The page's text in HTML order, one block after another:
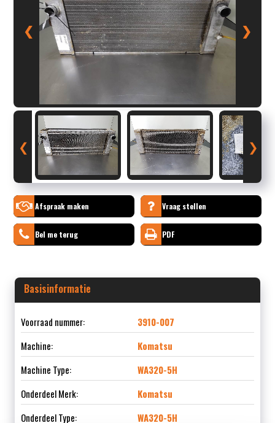
❮ ❯
❮ ❯
Afspraak maken Vraag stellen
Bel me terug PDF
Basisinformatie
Voorraad nummer:
3910-007
Machine:
Komatsu
Machine Type:
WA320-5H
Onderdeel Merk:
Komatsu
Onderdeel Type:
WA320-5H